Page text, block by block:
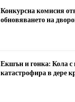
Конкурсна комисия
обновяването на
Екшън и гонка: Кола с
катастрофира в дере